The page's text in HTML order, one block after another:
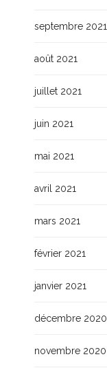
septembre 2021
août 2021
juillet 2021
juin 2021
mai 2021
avril 2021
mars 2021
février 2021
janvier 2021
décembre 2020
novembre 2020